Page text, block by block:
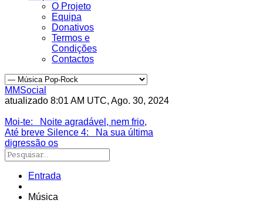
O Projeto
Equipa
Donativos
Termos e
Condições
Contactos
MMSocial
atualizado 8:01 AM UTC, Ago. 30, 2024
Moi-te: Noite agradável, nem frio,
Até breve Silence 4: Na sua última
digressão os
Entrada
Música